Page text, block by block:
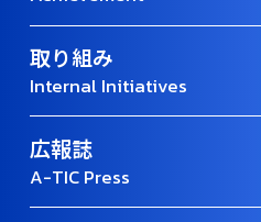
取り組み
Internal Initiatives
広報誌
A-TIC Press